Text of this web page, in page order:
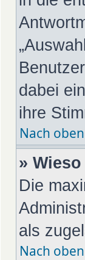
dabei
ihre
Nach oben
»
Die
als
Nach oben